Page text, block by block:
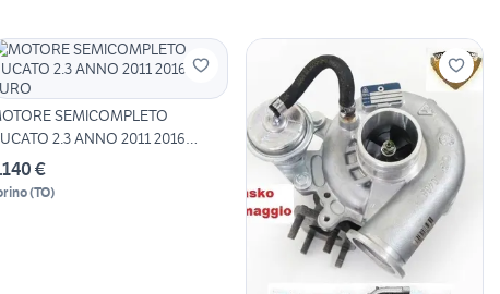
SEMICOMPLETO
2.3 ANNO 2011 2016
€
(TO)